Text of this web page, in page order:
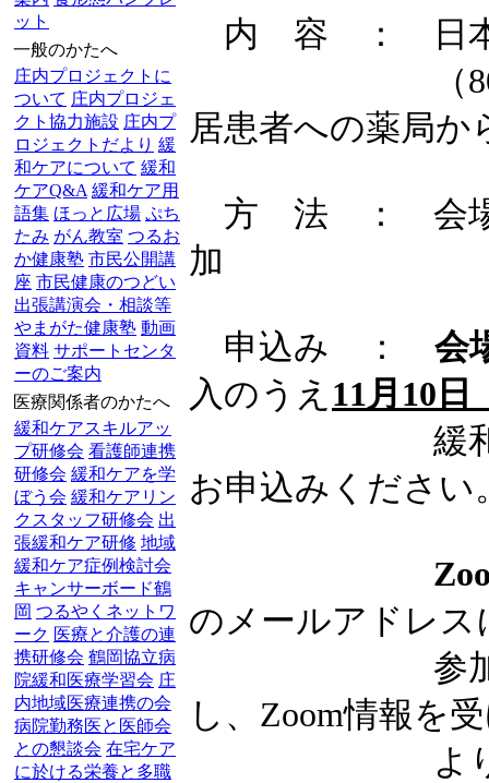
ット
一般のかたへ
庄内プロジェクトに
ついて 庄内プロジェ
クト協力施設 庄内プ
ロジェクトだより 緩
和ケアについて 緩和
ケアQ&A 緩和ケア用
語集 ほっと広場 ぷち
たみ がん教室 つるお
か健康塾 市民公開講
座 市民健康のつどい
出張講演会・相談等
やまがた健康塾 動画
資料 サポートセンタ
ーのご案内
医療関係者のかたへ
緩和ケアスキルアッ
プ研修会 看護師連携
研修会 緩和ケアを学
ぼう会 緩和ケアリン
クスタッフ研修会 出
張緩和ケア研修 地域
緩和ケア症例検討会
キャンサーボード鶴
岡 つるやくネットワ
ーク 医療と介護の連
携研修会 鶴岡協立病
院緩和医療学習会 庄
内地域医療連携の会
病院勤務医と医師会
との懇談会 在宅ケア
に於ける栄養と多職
内 容 ： 日本
（80歳代女
居患者への薬局か
方 法 ： 会場
加
申込み ： 会
入のうえ 11月10日
緩和ケアサ
お申込みください
のメールアドレス
参加者全員
し、Zoom情報を
よ